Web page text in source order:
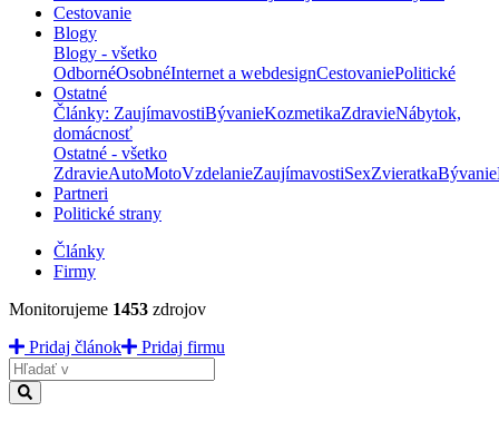
Cestovanie
Blogy
Blogy - všetko
OdbornéOsobnéInternet a webdesignCestovaniePolitické
Ostatné
Články: ZaujímavostiBývanieKozmetikaZdravieNábytok,
domácnosť
Ostatné - všetko
ZdravieAutoMotoVzdelanieZaujímavostiSexZvieratkaBývanie
Partneri
Politické strany
Články
Firmy
Monitorujeme 1453 zdrojov
Pridaj článok
Pridaj firmu
Hladať